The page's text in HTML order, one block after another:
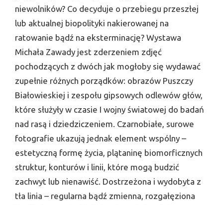
niewolników? Co decyduje o przebiegu przeszłej
lub aktualnej biopolityki nakierowanej na
ratowanie bądź na eksterminację? Wystawa
Michała Zawady jest zderzeniem zdjęć
pochodzących z dwóch jak mogłoby się wydawać
zupełnie różnych porządków: obrazów Puszczy
Białowieskiej i zespołu gipsowych odlewów głów,
które służyły w czasie I wojny światowej do badań
nad rasą i dziedziczeniem. Czarnobiałe, surowe
fotografie ukazują jednak element wspólny –
estetyczną formę życia, plątaninę biomorficznych
struktur, konturów i linii, które mogą budzić
zachwyt lub nienawiść. Dostrzeżona i wydobyta z
tła linia – regularna bądź zmienna, rozgałęziona